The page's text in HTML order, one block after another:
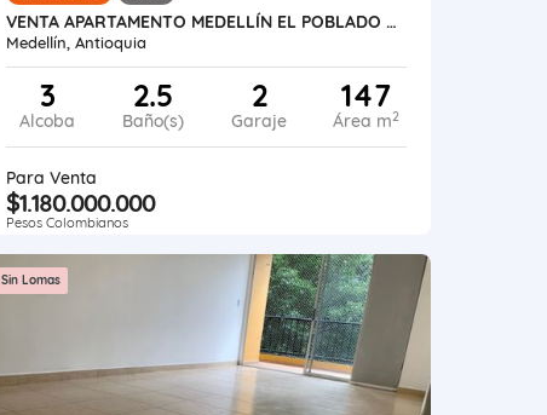
VENTA APARTAMENTO MEDELLÍN EL POBLADO MILLA DE ORO
Medellín, Antioquia
3
Alcoba
2.5
Baño(s)
2
Garaje
147
Área m2
Para Venta
$1.180.000.000
Pesos Colombianos
Sin Lomas